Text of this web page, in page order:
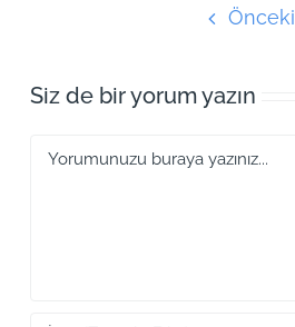
Önceki
Siz de bir yorum yazın